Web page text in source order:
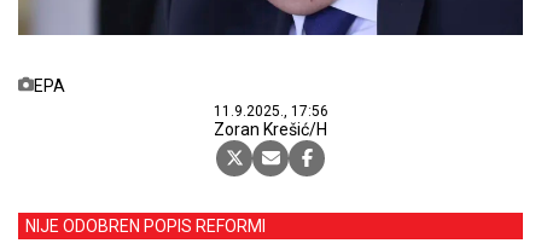
EPA
11.9.2025., 17:56
Zoran Krešić/H
NIJE ODOBREN POPIS REFORMI